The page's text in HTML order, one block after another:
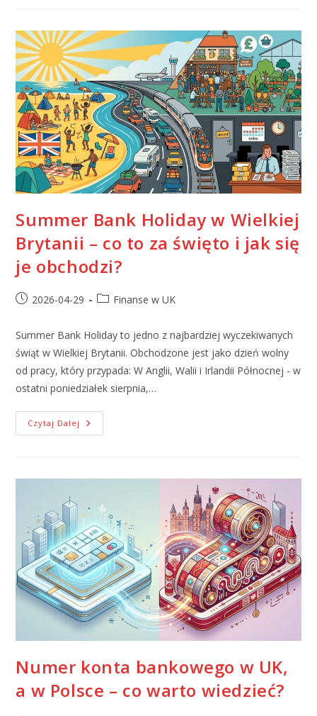
Summer Bank Holiday w Wielkiej
Brytanii – co to za święto i jak się
je obchodzi?
2026-04-29 Finanse w UK
Summer Bank Holiday to jedno z najbardziej wyczekiwanych
świąt w Wielkiej Brytanii. Obchodzone jest jako dzień wolny
od pracy, który przypada: W Anglii, Walii i Irlandii Północnej - w
ostatni poniedziałek sierpnia,…
Czytaj Dalej
Numer konta bankowego w UK,
a w Polsce – co warto wiedzieć?